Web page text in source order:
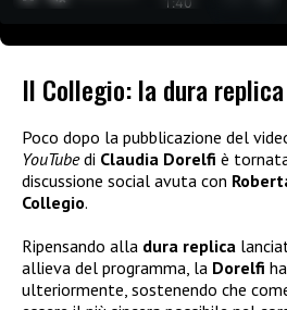
Il Collegio: la dura
Poco dopo la pubblicazione del
YouTubedi Claudia Dorelfi è
discussione social avuta con
Collegio.
Ripensando alla dura replica
allieva del programma, la Dorelfi
ulteriormente, sostenendo che